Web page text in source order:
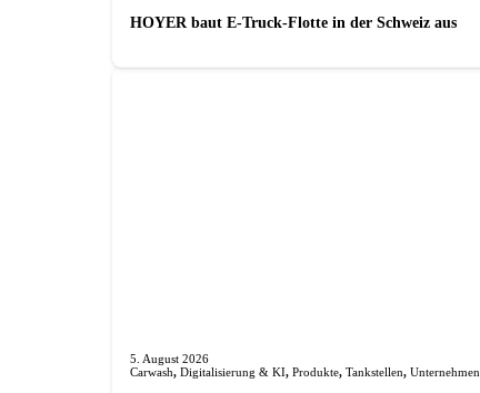
HOYER baut E-Truck-Flotte in der Schweiz aus
5. August 2026
Carwash, Digitalisierung & KI, Produkte, Tankstellen, Unternehmen